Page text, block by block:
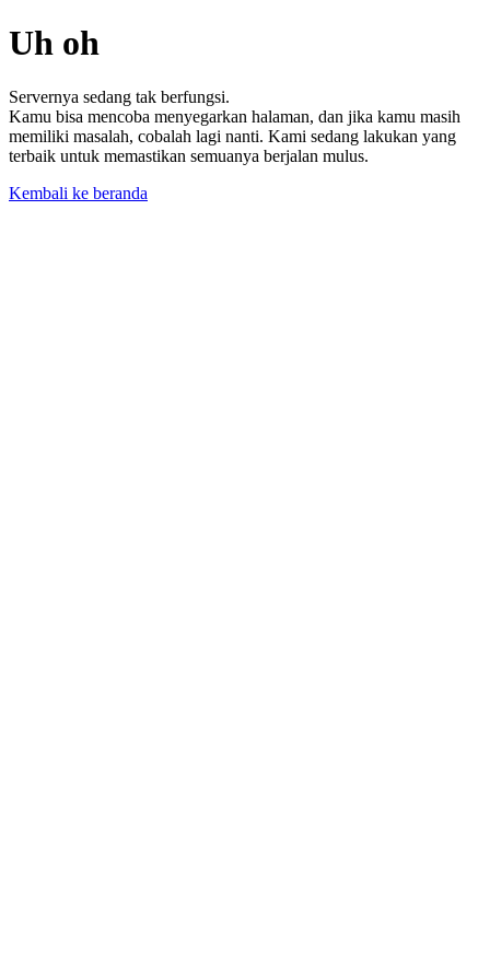
Uh oh
Servernya sedang tak berfungsi.
Kamu bisa mencoba menyegarkan halaman, dan jika kamu masih
memiliki masalah, cobalah lagi nanti. Kami sedang lakukan yang
terbaik untuk memastikan semuanya berjalan mulus.
Kembali ke beranda